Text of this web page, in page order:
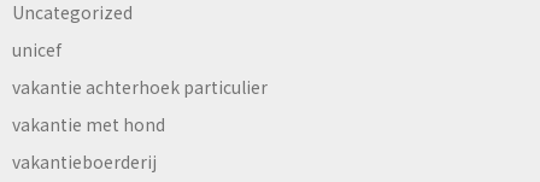
Uncategorized
unicef
vakantie achterhoek particulier
vakantie met hond
vakantieboerderij